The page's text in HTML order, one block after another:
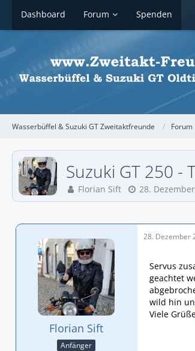
Dashboard Forum Spenden
Wasserbüffel & Suzuki GT Zweitaktfreunde Forum
Suzuki GT 250 -
Florian Sift 28.
Florian Sift
Anfänger
28. Dezember
Servus
geachtet
wild hin
Viele